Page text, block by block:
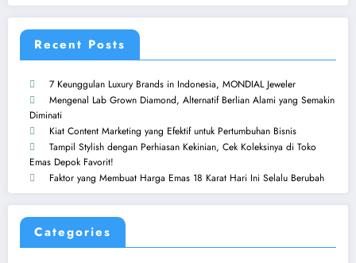
Recent Posts
7 Keunggulan Luxury Brands in Indonesia, MONDIAL Jeweler
Mengenal Lab Grown Diamond, Alternatif Berlian Alami yang Semakin
Diminati
Kiat Content Marketing yang Efektif untuk Pertumbuhan Bisnis
Tampil Stylish dengan Perhiasan Kekinian, Cek Koleksinya di Toko
Emas Depok Favorit!
Faktor yang Membuat Harga Emas 18 Karat Hari Ini Selalu Berubah
Categories